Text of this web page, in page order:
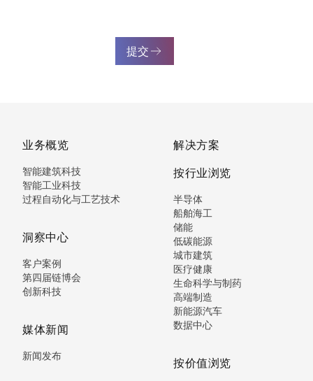
提交
业务概览
智能建筑科技
智能工业科技
过程自动化与工艺技术
洞察中心
客户案例
第四届链博会
创新科技
媒体新闻
新闻发布
解决方案
按行业浏览
半导体
船舶海工
储能
低碳能源
城市建筑
医疗健康
生命科学与制药
高端制造
新能源汽车
数据中心
按价值浏览